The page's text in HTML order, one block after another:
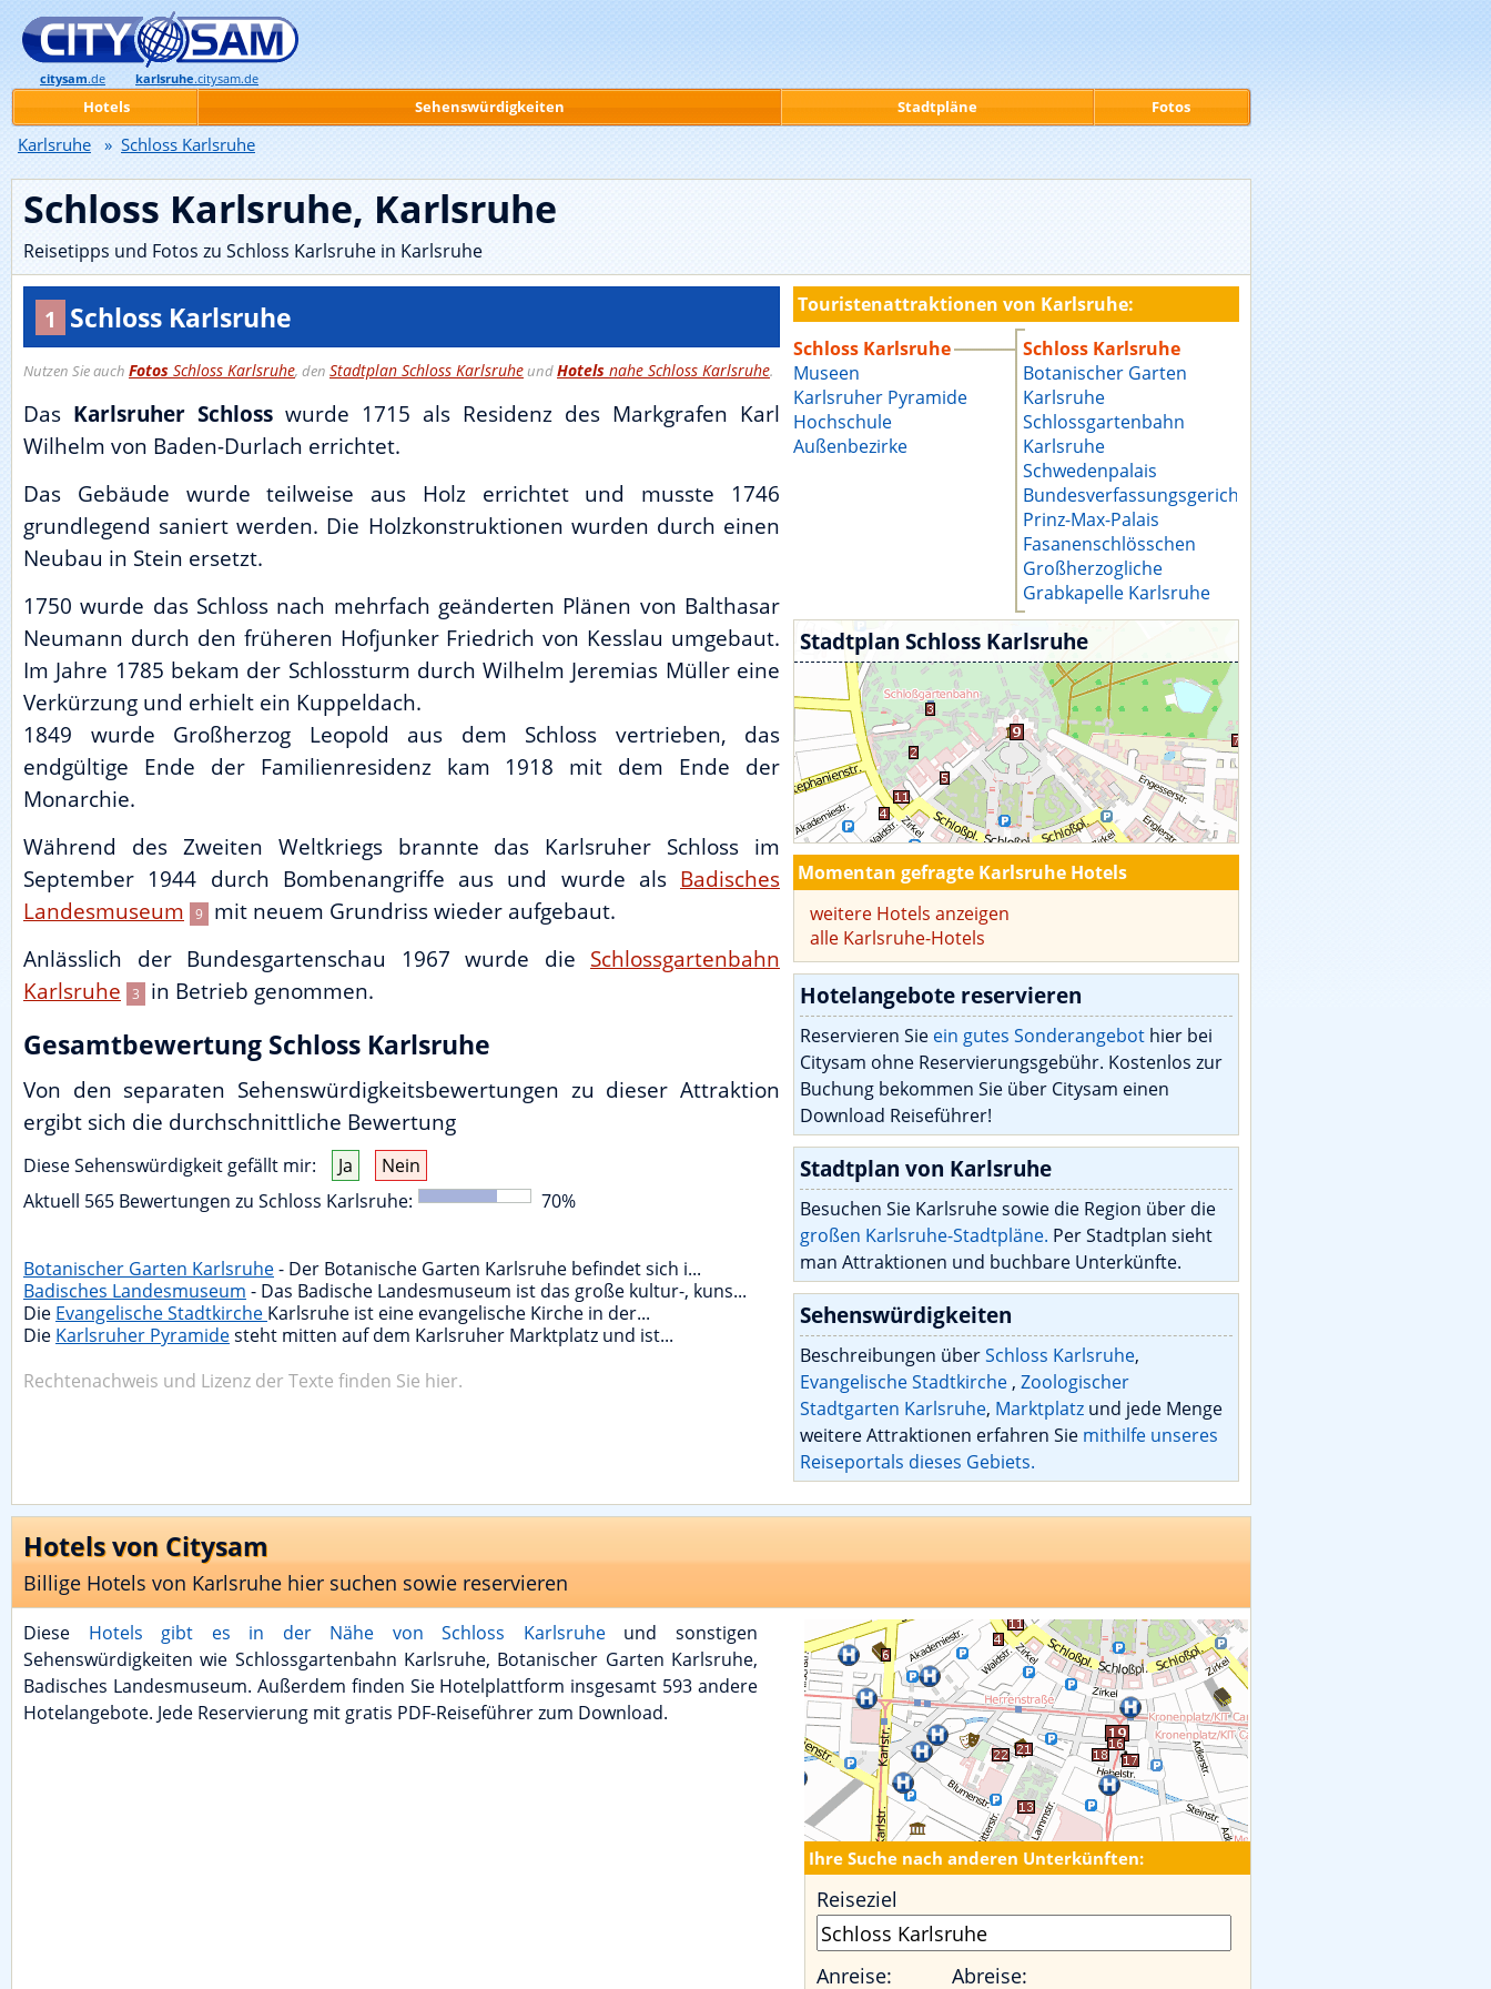
Schloss Karlsruhe, Karlsruhe
Reisetipps und Fotos zu Schloss Karlsruhe in Karlsruhe
1 Schloss Karlsruhe
Nutzen Sie auch Fotos Schloss Karlsruhe, den Stadtplan Schloss KarlsruheundHotels nahe Schloss Karlsruhe.
Das Karlsruher Schloss wurde 1715 als Residenz des Markgrafen Karl
Wilhelm von Baden-Durlach errichtet.
Das Gebäude wurde teilweise aus Holz errichtet und musste 1746
grundlegend saniert werden. Die Holzkonstruktionen wurden durch einen
Neubau in Stein ersetzt.
1750 wurde das Schloss nach mehrfach geänderten Plänen von Balthasar
Neumann durch den früheren Hofjunker Friedrich von Kesslau umgebaut.
Im Jahre 1785 bekam der Schlossturm durch Wilhelm Jeremias Müller eine
Verkürzung und erhielt ein Kuppeldach.
1849 wurde Großherzog Leopold aus dem Schloss vertrieben, das
endgültige Ende der Familienresidenz kam 1918 mit dem Ende der
Monarchie.
Während des Zweiten Weltkriegs brannte das Karlsruher Schloss im
September 1944 durch Bombenangriffe aus und wurde als Badisches
Landesmuseum
9
mit neuem Grundriss wieder aufgebaut.
Anlässlich der Bundesgartenschau 1967 wurde die Schlossgartenbahn
Karlsruhe
3 in Betrieb genommen.
Gesamtbewertung Schloss Karlsruhe
Von den separaten Sehenswürdigkeitsbewertungen zu dieser Attraktion
ergibt sich die durchschnittliche Bewertung
Diese Sehenswürdigkeit gefällt mir: Ja
Nein
Aktuell 565 Bewertungen zu Schloss Karlsruhe: 70%
Botanischer Garten Karlsruhe- Der Botanische Garten Karlsruhe befindet sich i...
Badisches Landesmuseum - Das Badische Landesmuseum ist das große kultur-, kuns...
Die Evangelische Stadtkirche Karlsruhe ist eine evangelische Kirche in der...
Die Karlsruher Pyramidesteht mitten auf dem Karlsruher Marktplatz und ist...
Rechtenachweis und Lizenz der Texte finden Sie hier.
Touristenattraktionen von Karlsruhe:
Schloss Karlsruhe
Museen
Karlsruher Pyramide
Hochschule
Außenbezirke
Schloss Karlsruhe
Botanischer Garten
Karlsruhe
Schlossgartenbahn
Karlsruhe
Schwedenpalais
Bundesverfassungsgericht
Prinz-Max-Palais
Fasanenschlösschen
Großherzogliche
Grabkapelle Karlsruhe
Stadtplan Schloss Karlsruhe
Momentan gefragte Karlsruhe Hotels
weitere Hotels anzeigen
alle Karlsruhe-Hotels
Hotelangebote reservieren
Reservieren Sie ein gutes Sonderangebot hier bei
Citysam ohne Reservierungsgebühr. Kostenlos zur
Buchung bekommen Sie über Citysam einen
Download Reiseführer!
Stadtplan von Karlsruhe
Besuchen Sie Karlsruhe sowie die Region über die
großen Karlsruhe-Stadtpläne. Per Stadtplan sieht
man Attraktionen und buchbare Unterkünfte.
Sehenswürdigkeiten
Beschreibungen überSchloss Karlsruhe,
Evangelische Stadtkirche , Zoologischer
Stadtgarten Karlsruhe, Marktplatz und jede Menge
weitere Attraktionen erfahren Sie mithilfe unseres
Reiseportals dieses Gebiets.
Hotels von Citysam
Billige Hotels von Karlsruhe hier suchen sowie reservieren
Diese Hotels gibt es in der Nähe von Schloss Karlsruheund sonstigen
Sehenswürdigkeiten wie Schlossgartenbahn Karlsruhe, Botanischer Garten Karlsruhe,
Badisches Landesmuseum. Außerdem finden Sie Hotelplattform insgesamt 593 andere
Hotelangebote. Jede Reservierung mit gratis PDF-Reiseführer zum Download.
Ihre Suche nach anderen Unterkünften:
Reiseziel
Anreise: Abreise:
citysam.de karlsruhe.citysam.de
Hotels Sehenswürdigkeiten Stadtpläne Fotos
Karlsruhe » Schloss Karlsruhe